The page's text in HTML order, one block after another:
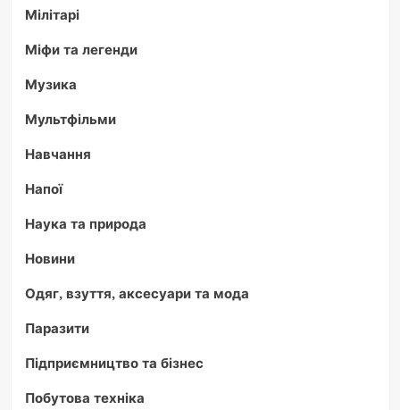
Мілітарі
Міфи та легенди
Музика
Мультфільми
Навчання
Напої
Наука та природа
Новини
Одяг, взуття, аксесуари та мода
Паразити
Підприємництво та бізнес
Побутова техніка